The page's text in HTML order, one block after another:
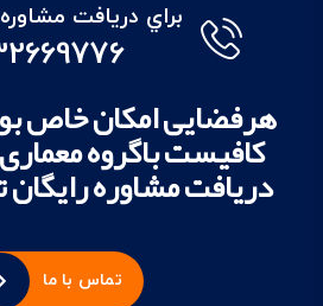
براي دريافت
هرفضایی امکان خاص
کافیست باگروه
دریافت مشاوره
تماس با ما